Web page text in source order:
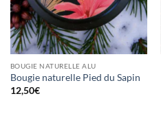
BOUGIE NATURELLE ALU
Bougie naturelle Pied du Sapin
12,50€